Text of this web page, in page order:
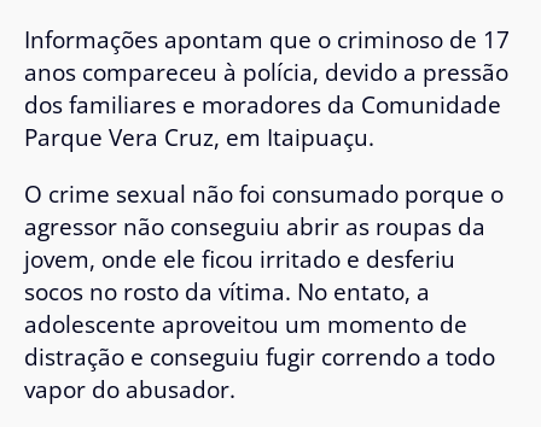
Informações apontam que o criminoso de 17
anos compareceu à polícia, devido a pressão
dos familiares e moradores da Comunidade
Parque Vera Cruz, em Itaipuaçu.
O crime sexual não foi consumado porque o
agressor não conseguiu abrir as roupas da
jovem, onde ele ficou irritado e desferiu
socos no rosto da vítima. No entato, a
adolescente aproveitou um momento de
distração e conseguiu fugir correndo a todo
vapor do abusador.